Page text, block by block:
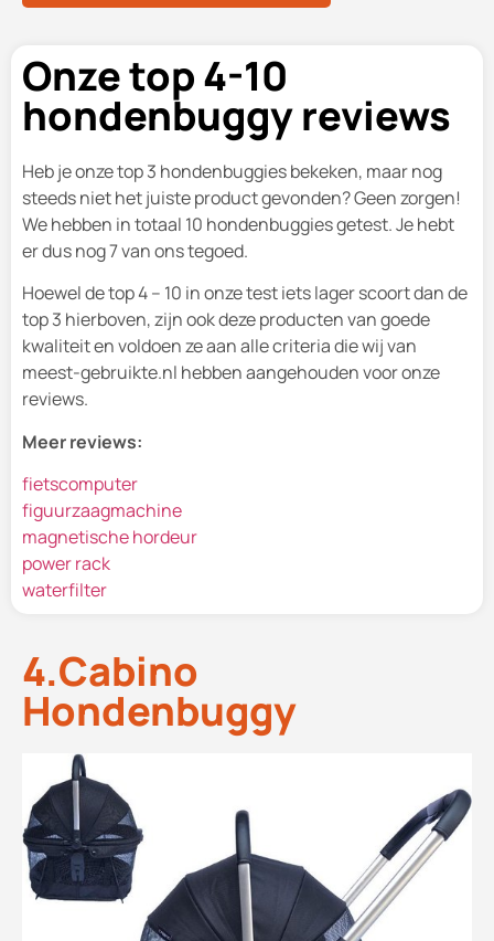
Onze top 4-10
hondenbuggy reviews
Heb je onze top 3 hondenbuggies bekeken, maar nog
steeds niet het juiste product gevonden? Geen zorgen!
We hebben in totaal 10 hondenbuggies getest. Je hebt
er dus nog 7 van ons tegoed.
Hoewel de top 4 – 10 in onze test iets lager scoort dan de
top 3 hierboven, zijn ook deze producten van goede
kwaliteit en voldoen ze aan alle criteria die wij van
meest-gebruikte.nl hebben aangehouden voor onze
reviews.
Meer reviews:
fietscomputer
figuurzaagmachine
magnetische hordeur
power rack
waterfilter
4.Cabino
Hondenbuggy